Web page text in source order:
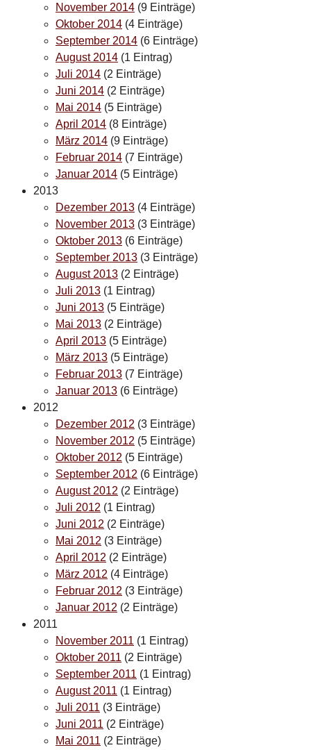
November 2014 (9 Einträge)
Oktober 2014 (4 Einträge)
September 2014 (6 Einträge)
August 2014 (1 Eintrag)
Juli 2014 (2 Einträge)
Juni 2014 (2 Einträge)
Mai 2014 (5 Einträge)
April 2014 (8 Einträge)
März 2014 (9 Einträge)
Februar 2014 (7 Einträge)
Januar 2014 (5 Einträge)
2013
Dezember 2013 (4 Einträge)
November 2013 (3 Einträge)
Oktober 2013 (6 Einträge)
September 2013 (3 Einträge)
August 2013 (2 Einträge)
Juli 2013 (1 Eintrag)
Juni 2013 (5 Einträge)
Mai 2013 (2 Einträge)
April 2013 (5 Einträge)
März 2013 (5 Einträge)
Februar 2013 (7 Einträge)
Januar 2013 (6 Einträge)
2012
Dezember 2012 (3 Einträge)
November 2012 (5 Einträge)
Oktober 2012 (5 Einträge)
September 2012 (6 Einträge)
August 2012 (2 Einträge)
Juli 2012 (1 Eintrag)
Juni 2012 (2 Einträge)
Mai 2012 (3 Einträge)
April 2012 (2 Einträge)
März 2012 (4 Einträge)
Februar 2012 (3 Einträge)
Januar 2012 (2 Einträge)
2011
November 2011 (1 Eintrag)
Oktober 2011 (2 Einträge)
September 2011 (1 Eintrag)
August 2011 (1 Eintrag)
Juli 2011 (3 Einträge)
Juni 2011 (2 Einträge)
Mai 2011 (2 Einträge)